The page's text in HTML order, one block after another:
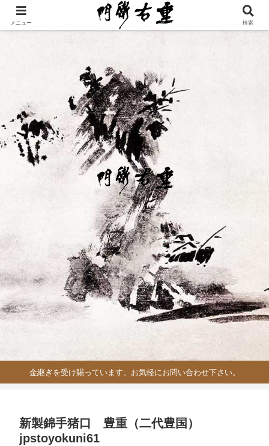
金継ぎを受け賜っています。お気軽にお問い合わせ下さい。
新製錦手猪口 豊重（二代豊国）
jpstoyokuni61
メニュー 検索